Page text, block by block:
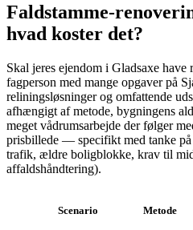
hvad koster det?
Skal jeres ejendom i Gladsaxe have
fagperson med mange opgaver på
reliningsløsninger og omfattende
afhængigt af metode, bygningens
meget vådrumsarbejde der følger
prisbillede — specifikt med tanke
trafik, ældre boligblokke, krav til
affaldshåndtering).
Scenario Metode